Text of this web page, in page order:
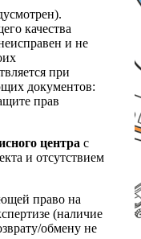
качества
и не
при
документов:
прав
центра с
и отсутствием
право на
(наличие
обмену не